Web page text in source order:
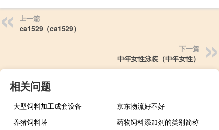
上一篇
ca1529（ca1529）
下一篇
中年女性泳装（中年女性）
相关问题
大型饲料加工成套设备
京东物流好不好
养猪饲料塔
药物饲料添加剂的类别简称